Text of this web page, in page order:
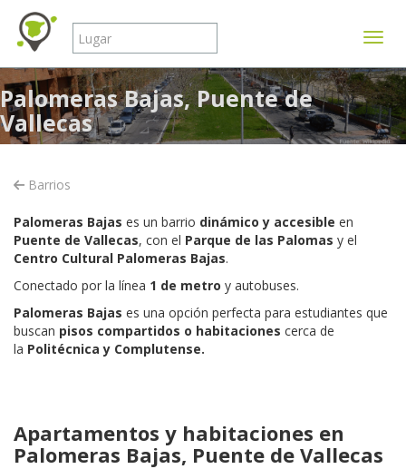
Palomeras Bajas, Puente de
Vallecas
Barrios
Palomeras Bajas es un barrio dinámico y accesible en
Puente de Vallecas, con el Parque de las Palomas y el
Centro Cultural Palomeras Bajas.
Conectado por la línea 1 de metro y autobuses.
Palomeras Bajas es una opción perfecta para estudiantes que
buscan pisos compartidos o habitaciones cerca de
la Politécnica y Complutense.
Apartamentos y habitaciones en
Palomeras Bajas, Puente de Vallecas